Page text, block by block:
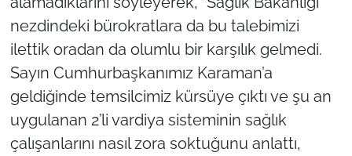
nezdindeki bürokratlara da bu talebimizi
ilettik oradan da olumlu bir karşılık gelmedi.
Sayın Cumhurbaşkanımız Karaman’a
geldiğinde temsilcimiz kürsüye çıktı ve şu an
uygulanan 2’li vardiya sisteminin sağlık
çalışanlarını nasıl zora soktuğunu anlattı,